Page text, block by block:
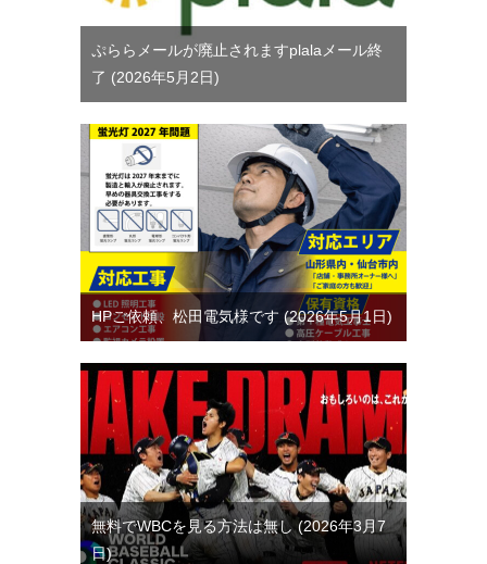
ぷららメールが廃止されますplalaメール終
了
2026年5月2日
HPご依頼、松田電気様です 2026年5月1日
無料でWBCを見る方法は無し
2026年3月7
日